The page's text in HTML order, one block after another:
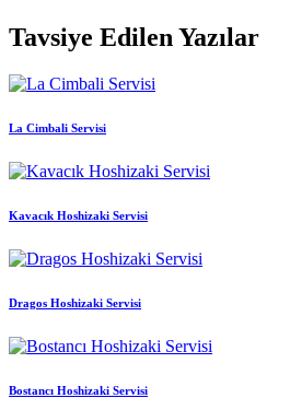
Tavsiye Edilen Yazılar
La Cimbali Servisi
Kavacık Hoshizaki Servisi
Dragos Hoshizaki Servisi
Bostancı Hoshizaki Servisi